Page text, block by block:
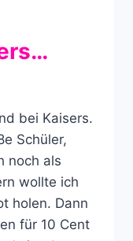
bei Kaisers.
Schüler,
noch als
wollte ich
holen. Dann
für 10 Cent